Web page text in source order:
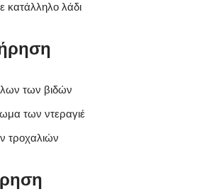
κατάλληλο λάδι
των βιδών
των ντεραγιέ
τροχαλιών